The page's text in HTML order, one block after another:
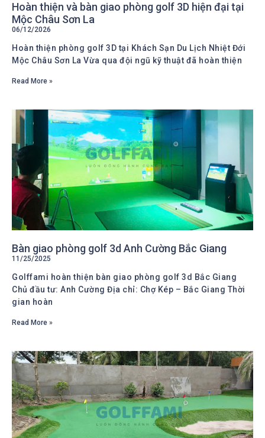
Hoàn thiện và bàn giao phòng golf 3D hiện đại tại
Mộc Châu Sơn La
06/12/2026
Hoàn thiện phòng golf 3D tại Khách Sạn Du Lịch Nhiệt Đới
Mộc Châu Sơn La Vừa qua đội ngũ kỹ thuật đã hoàn thiện
Read More »
Bàn giao phòng golf 3d Anh Cường Bắc Giang
11/25/2025
Golffami hoàn thiện bàn giao phòng golf 3d Bắc Giang
Chủ đầu tư: Anh Cường Địa chỉ: Chợ Kép – Bắc Giang Thời
gian hoàn
Read More »